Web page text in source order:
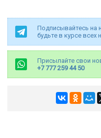
Подписывайтесь на
будьте в курсе всех
Присылайте свои
+7 777 259 44 50